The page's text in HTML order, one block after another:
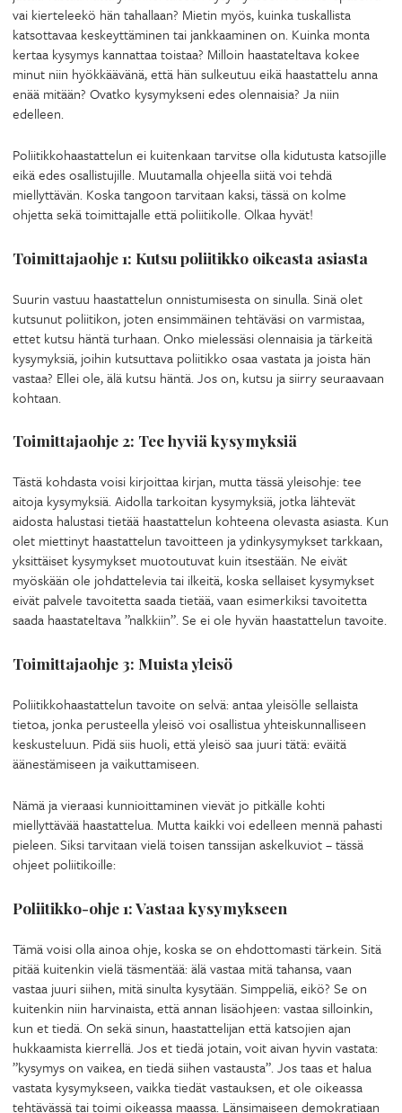
vai kierteleekö hän tahallaan? Mietin myös, kuinka tuskallista
katsottavaa keskeyttäminen tai jankkaaminen on. Kuinka monta
kertaa kysymys kannattaa toistaa? Milloin haastateltava kokee
minut niin hyökkäävänä, että hän sulkeutuu eikä haastattelu anna
enää mitään? Ovatko kysymykseni edes olennaisia? Ja niin
edelleen.
Poliitikkohaastattelun ei kuitenkaan tarvitse olla kidutusta katsojille
eikä edes osallistujille. Muutamalla ohjeella siitä voi tehdä
miellyttävän. Koska tangoon tarvitaan kaksi, tässä on kolme
ohjetta sekä toimittajalle että poliitikolle. Olkaa hyvät!
Toimittajaohje 1: Kutsu poliitikko oikeasta asiasta
Suurin vastuu haastattelun onnistumisesta on sinulla. Sinä olet
kutsunut poliitikon, joten ensimmäinen tehtäväsi on varmistaa,
ettet kutsu häntä turhaan. Onko mielessäsi olennaisia ja tärkeitä
kysymyksiä, joihin kutsuttava poliitikko osaa vastata ja joista hän
vastaa? Ellei ole, älä kutsu häntä. Jos on, kutsu ja siirry seuraavaan
kohtaan.
Toimittajaohje 2: Tee hyviä kysymyksiä
Tästä kohdasta voisi kirjoittaa kirjan, mutta tässä yleisohje: tee
aitoja kysymyksiä. Aidolla tarkoitan kysymyksiä, jotka lähtevät
aidosta halustasi tietää haastattelun kohteena olevasta asiasta. Kun
olet miettinyt haastattelun tavoitteen ja ydinkysymykset tarkkaan,
yksittäiset kysymykset muotoutuvat kuin itsestään. Ne eivät
myöskään ole johdattelevia tai ilkeitä, koska sellaiset kysymykset
eivät palvele tavoitetta saada tietää, vaan esimerkiksi tavoitetta
saada haastateltava ”nalkkiin”. Se ei ole hyvän haastattelun tavoite.
Toimittajaohje 3: Muista yleisö
Poliitikkohaastattelun tavoite on selvä: antaa yleisölle sellaista
tietoa, jonka perusteella yleisö voi osallistua yhteiskunnalliseen
keskusteluun. Pidä siis huoli, että yleisö saa juuri tätä: eväitä
äänestämiseen ja vaikuttamiseen.
Nämä ja vieraasi kunnioittaminen vievät jo pitkälle kohti
miellyttävää haastattelua. Mutta kaikki voi edelleen mennä pahasti
pieleen. Siksi tarvitaan vielä toisen tanssijan askelkuviot – tässä
ohjeet poliitikoille:
Poliitikko-ohje 1: Vastaa kysymykseen
Tämä voisi olla ainoa ohje, koska se on ehdottomasti tärkein. Sitä
pitää kuitenkin vielä täsmentää: älä vastaa mitä tahansa, vaan
vastaa juuri siihen, mitä sinulta kysytään. Simppeliä, eikö? Se on
kuitenkin niin harvinaista, että annan lisäohjeen: vastaa silloinkin,
kun et tiedä. On sekä sinun, haastattelijan että katsojien ajan
hukkaamista kierrellä. Jos et tiedä jotain, voit aivan hyvin vastata:
”kysymys on vaikea, en tiedä siihen vastausta”. Jos taas et halua
vastata kysymykseen, vaikka tiedät vastauksen, et ole oikeassa
tehtävässä tai toimi oikeassa maassa. Länsimaiseen demokratiaan